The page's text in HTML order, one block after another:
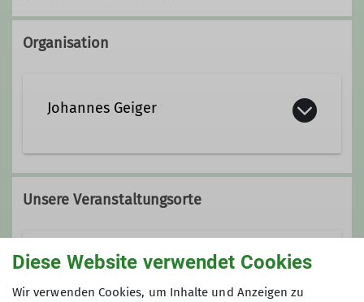
Organisation
Johannes Geiger
+49-8221-6306
Kontakt aufnehmen
Unsere Veranstaltungsorte
Schützenheim Wasserburg
Diese Website verwendet Cookies
Wir verwenden Cookies, um Inhalte und Anzeigen zu